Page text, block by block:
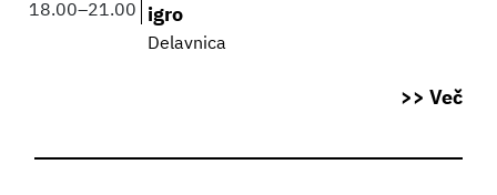
18.00–21.00
igro
Delavnica
>> Več